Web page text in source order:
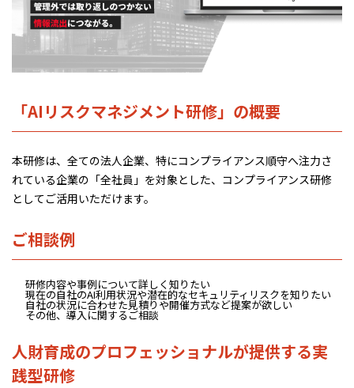
「AIリスクマネジメント研修」の概要
本研修は、全ての法人企業、特にコンプライアンス順守へ注力さ
れている企業の「全社員」を対象とした、コンプライアンス研修
としてご活用いただけます。
ご相談例
研修内容や事例について詳しく知りたい
現在の自社のAI利用状況や潜在的なセキュリティリスクを知りたい
自社の状況に合わせた見積りや開催方式など提案が欲しい
その他、導入に関するご相談
人財育成のプロフェッショナルが提供する実
践型研修